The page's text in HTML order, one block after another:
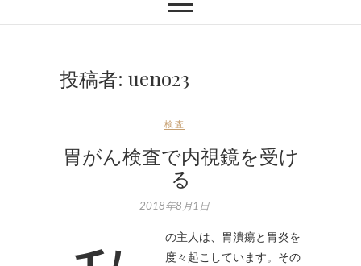
投稿者: ueno23
検査
胃がん検査で内視鏡を受け
る
2018年8月1日
度々起こしています。その